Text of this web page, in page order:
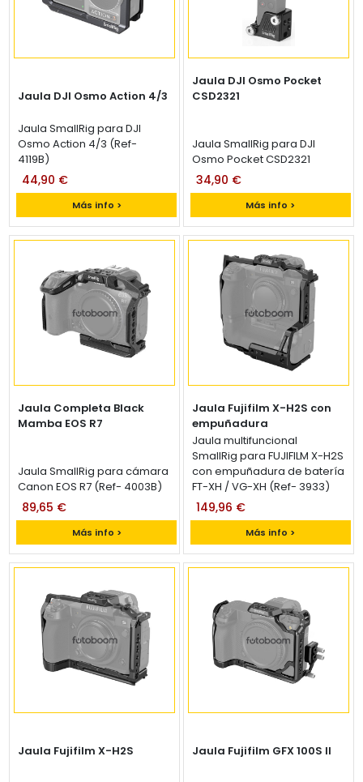
Jaula DJI Osmo Action 4/3
Jaula SmallRig para DJI
Osmo Action 4/3 (Ref-
4119B)
Más info >
44,90 €
Jaula DJI Osmo Pocket
CSD2321
Jaula SmallRig para DJI
Osmo Pocket CSD2321
Más info >
34,90 €
Jaula Completa Black
Mamba EOS R7
Jaula SmallRig para cámara
Canon EOS R7 (Ref- 4003B)
Más info >
89,65 €
Jaula Fujifilm X-H2S con
empuñadura
Jaula multifuncional
SmallRig para FUJIFILM X-H2S
con empuñadura de batería
FT-XH / VG-XH (Ref- 3933)
Más info >
149,96 €
Jaula Fujifilm X-H2S Jaula Fujifilm GFX 100S II